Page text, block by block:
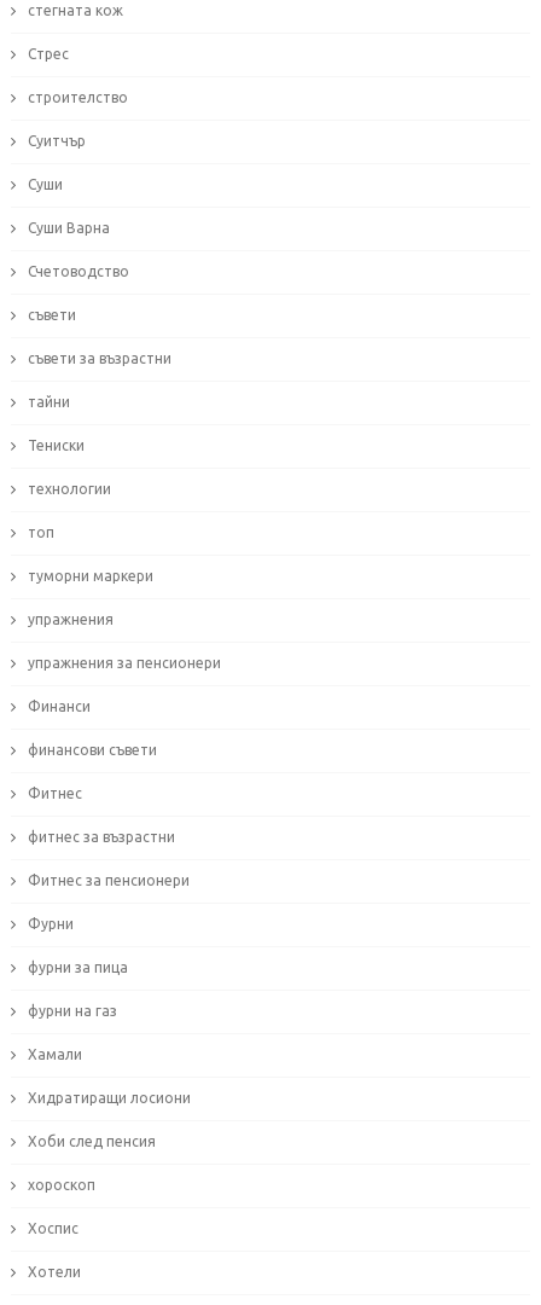
стегната кож
Стрес
строителство
Суитчър
Суши
Суши Варна
Счетоводство
съвети
съвети за възрастни
тайни
Тениски
технологии
топ
туморни маркери
упражнения
упражнения за пенсионери
Финанси
финансови съвети
Фитнес
фитнес за възрастни
Фитнес за пенсионери
Фурни
фурни за пица
фурни на газ
Хамали
Хидратиращи лосиони
Хоби след пенсия
хороскоп
Хоспис
Хотели